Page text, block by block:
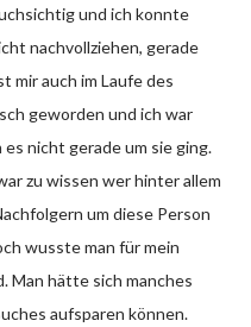
und ich konnte
nachvollziehen, gerade
mir auch im Laufe des
geworden und ich war
nicht gerade um sie ging.
zu wissen wer hinter allem
um diese Person
wusste man für mein
Man hätte sich manches
aufsparen können.